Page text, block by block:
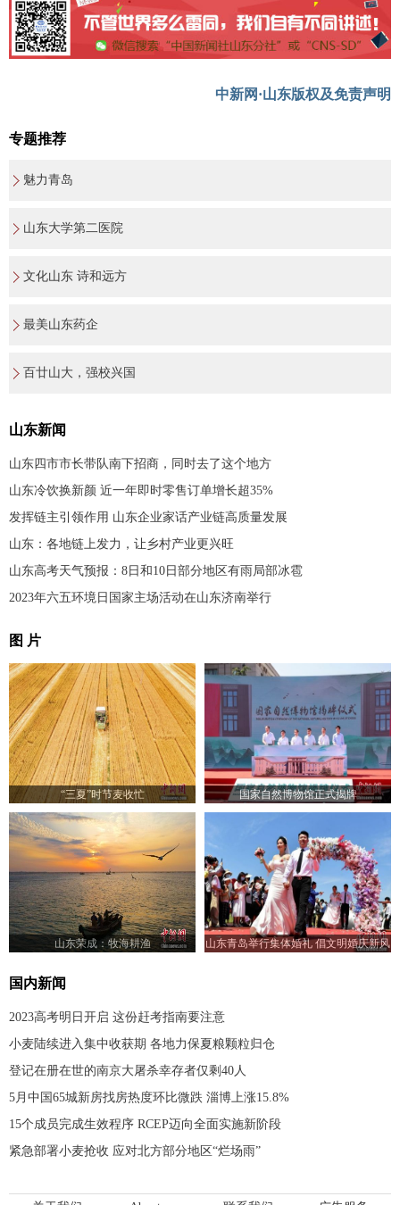
中新网·山东版权及免责声明
专题推荐
魅力青岛
山东大学第二医院
文化山东 诗和远方
最美山东药企
百廿山大，强校兴国
山东新闻
山东四市市长带队南下招商，同时去了这个地方
山东冷饮换新颜 近一年即时零售订单增长超35%
发挥链主引领作用 山东企业家话产业链高质量发展
山东：各地链上发力，让乡村产业更兴旺
山东高考天气预报：8日和10日部分地区有雨局部冰雹
2023年六五环境日国家主场活动在山东济南举行
图 片
“三夏”时节麦收忙 国家自然博物馆正式揭牌
山东荣成：牧海耕渔
山东青岛举行集体婚礼 倡文明婚庆新风
国内新闻
2023高考明日开启 这份赶考指南要注意
小麦陆续进入集中收获期 各地力保夏粮颗粒归仓
登记在册在世的南京大屠杀幸存者仅剩40人
5月中国65城新房找房热度环比微跌 淄博上涨15.8%
15个成员完成生效程序 RCEP迈向全面实施新阶段
紧急部署小麦抢收 应对北方部分地区“烂场雨”